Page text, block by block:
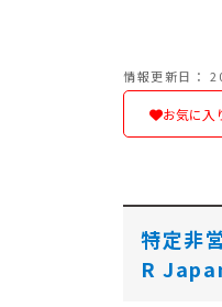
情報更新日：
お気に入
特定非
R